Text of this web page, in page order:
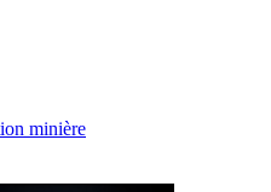
minière